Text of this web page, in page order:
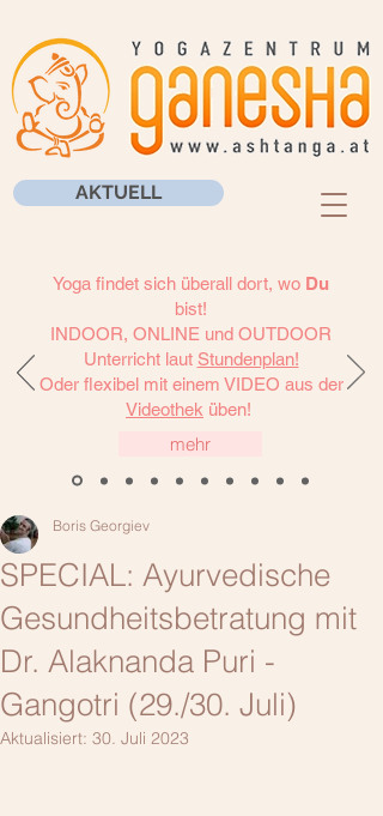
AKTUELL
Yoga findet sich überall dort, wo Du
bist!
INDOOR, ONLINE und OUTDOOR
Unterricht laut Stundenplan!
Oder flexibel mit einem VIDEO aus der
Videothek üben!
mehr
SPECIAL: Ayurvedische
Gesundheitsbetratung mit
Dr. Alaknanda Puri -
Gangotri (29./30. Juli)
Boris Georgiev
Aktualisiert: 30. Juli 2023